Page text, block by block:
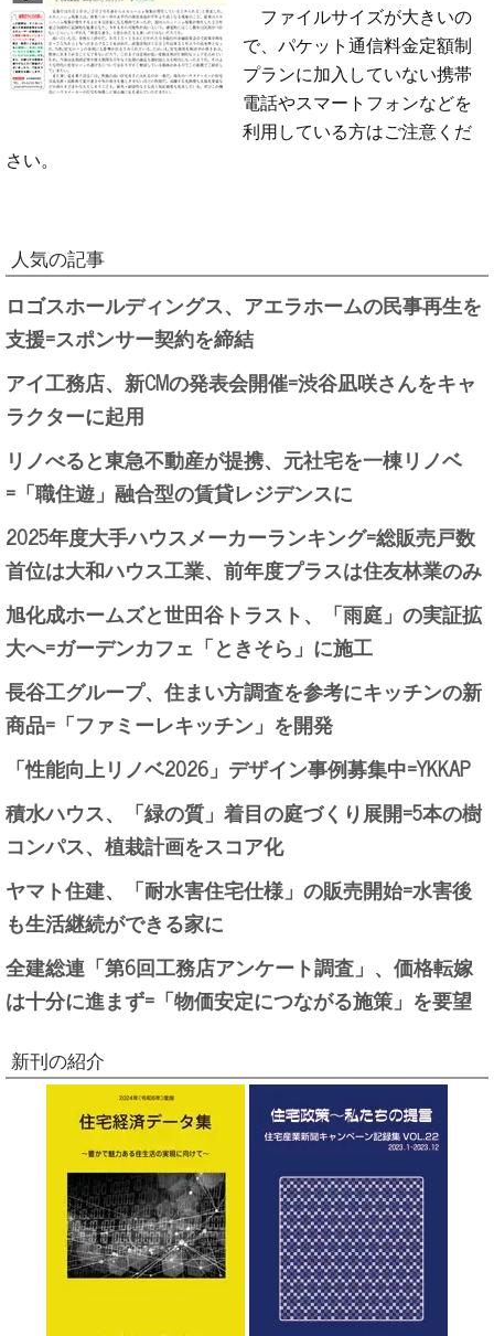
ファイルサイズが大きいの
で、パケット通信料金定額制
プランに加入していない携帯
電話やスマートフォンなどを
利用している方はご注意くだ
さい。
人気の記事
ロゴスホールディングス、アエラホームの民事再生を
支援=スポンサー契約を締結
アイ工務店、新CMの発表会開催=渋谷凪咲さんをキャ
ラクターに起用
リノべると東急不動産が提携、元社宅を一棟リノベ
=「職住遊」融合型の賃貸レジデンスに
2025年度大手ハウスメーカーランキング=総販売戸数
首位は大和ハウス工業、前年度プラスは住友林業のみ
旭化成ホームズと世田谷トラスト、「雨庭」の実証拡
大へ=ガーデンカフェ「ときそら」に施工
長谷工グループ、住まい方調査を参考にキッチンの新
商品=「ファミーレキッチン」を開発
「性能向上リノベ2026」デザイン事例募集中=YKKAP
積水ハウス、「緑の質」着目の庭づくり展開=5本の樹
コンパス、植栽計画をスコア化
ヤマト住建、「耐水害住宅仕様」の販売開始=水害後
も生活継続ができる家に
全建総連「第6回工務店アンケート調査」、価格転嫁
は十分に進まず=「物価安定につながる施策」を要望
新刊の紹介